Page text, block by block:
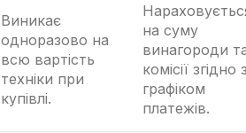
Виникає
одноразово на
всю вартість
техніки при
купівлі.
на суму
винагороди
комісії згідно
графіком
платежів.